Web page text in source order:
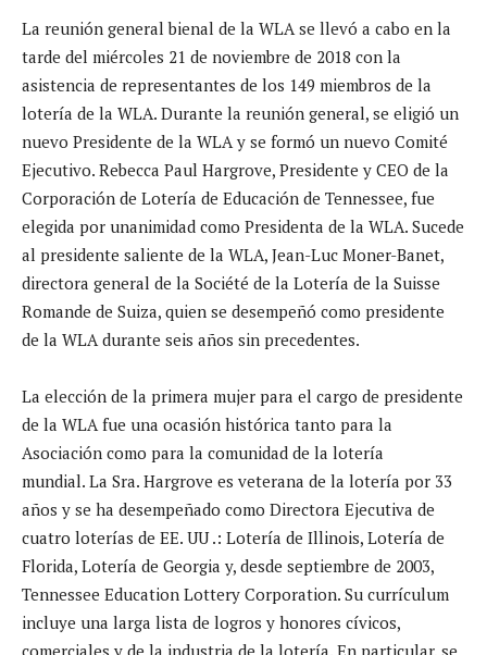
La reunión general bienal de la WLA se llevó a cabo en la
tarde del miércoles 21 de noviembre de 2018 con la
asistencia de representantes de los 149 miembros de la
lotería de la WLA. Durante la reunión general, se eligió un
nuevo Presidente de la WLA y se formó un nuevo Comité
Ejecutivo. Rebecca Paul Hargrove, Presidente y CEO de la
Corporación de Lotería de Educación de Tennessee, fue
elegida por unanimidad como Presidenta de la WLA. Sucede
al presidente saliente de la WLA, Jean-Luc Moner-Banet,
directora general de la Société de la Lotería de la Suisse
Romande de Suiza, quien se desempeñó como presidente
de la WLA durante seis años sin precedentes.
La elección de la primera mujer para el cargo de presidente
de la WLA fue una ocasión histórica tanto para la
Asociación como para la comunidad de la lotería
mundial. La Sra. Hargrove es veterana de la lotería por 33
años y se ha desempeñado como Directora Ejecutiva de
cuatro loterías de EE. UU .: Lotería de Illinois, Lotería de
Florida, Lotería de Georgia y, desde septiembre de 2003,
Tennessee Education Lottery Corporation. Su currículum
incluye una larga lista de logros y honores cívicos,
comerciales y de la industria de la lotería. En particular, se